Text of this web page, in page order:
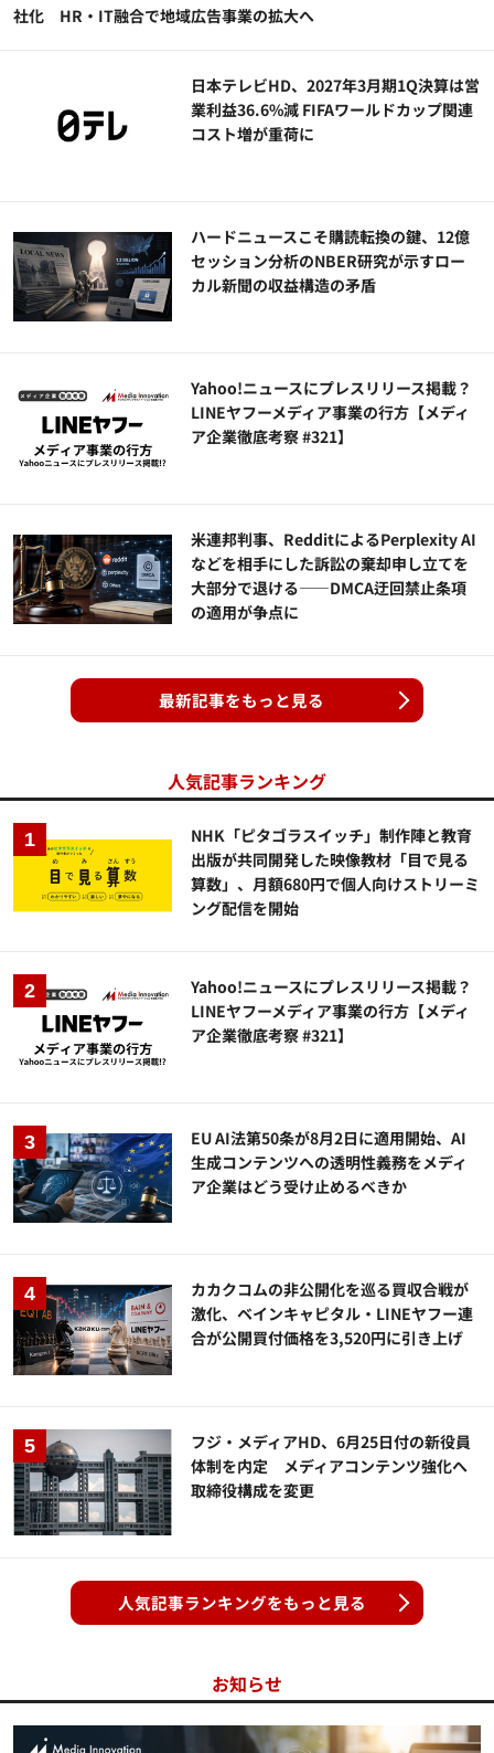
社化 HR・IT融合で地域広告事業の拡大へ
日本テレビHD、2027年3月期1Q決算は営
業利益36.6%減 FIFAワールドカップ関連
コスト増が重荷に
ハードニュースこそ購読転換の鍵、12億
セッション分析のNBER研究が示すロー
カル新聞の収益構造の矛盾
Yahoo!ニュースにプレスリリース掲載？
LINEヤフーメディア事業の行方【メディ
ア企業徹底考察 #321】
米連邦判事、RedditによるPerplexity AI
などを相手にした訴訟の棄却申し立てを
大部分で退ける——DMCA迂回禁止条項
の適用が争点に
最新記事をもっと見る
人気記事ランキング
NHK「ピタゴラスイッチ」制作陣と教育
出版が共同開発した映像教材「目で見る
算数」、月額680円で個人向けストリーミ
ング配信を開始
Yahoo!ニュースにプレスリリース掲載？
LINEヤフーメディア事業の行方【メディ
ア企業徹底考察 #321】
EU AI法第50条が8月2日に適用開始、AI
生成コンテンツへの透明性義務をメディ
ア企業はどう受け止めるべきか
カカクコムの非公開化を巡る買収合戦が
激化、ベインキャピタル・LINEヤフー連
合が公開買付価格を3,520円に引き上げ
フジ・メディアHD、6月25日付の新役員
体制を内定 メディアコンテンツ強化へ
取締役構成を変更
人気記事ランキングをもっと見る
お知らせ